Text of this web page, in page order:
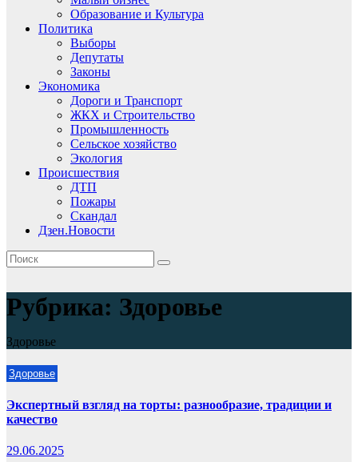
Образование и Культура
Политика
Выборы
Депутаты
Законы
Экономика
Дороги и Транспорт
ЖКХ и Строительство
Промышленность
Сельское хозяйство
Экология
Происшествия
ДТП
Пожары
Скандал
Дзен.Новости
Рубрика: Здоровье
Здоровье
Здоровье
Экспертный взгляд на торты: разнообразие, традиции и
качество
29.06.2025